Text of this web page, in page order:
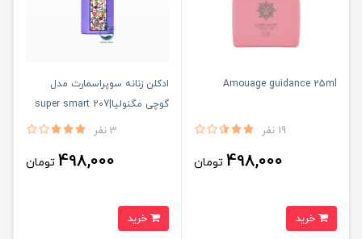
Amouage guidance 25ml
19 نفر
498,000 تومان
ادكلن زنانه سوپراسمارت مدل
گوچى مگنوليا|super smart 207
3 نفر
498,000 تومان